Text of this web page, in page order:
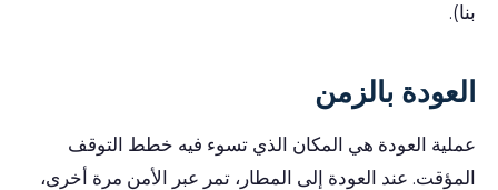
بنا).
العودة بالزمن
عملية العودة هي المكان الذي تسوء فيه خطط التوقف
المؤقت. عند العودة إلى المطار، تمر عبر الأمن مرة أخرى،